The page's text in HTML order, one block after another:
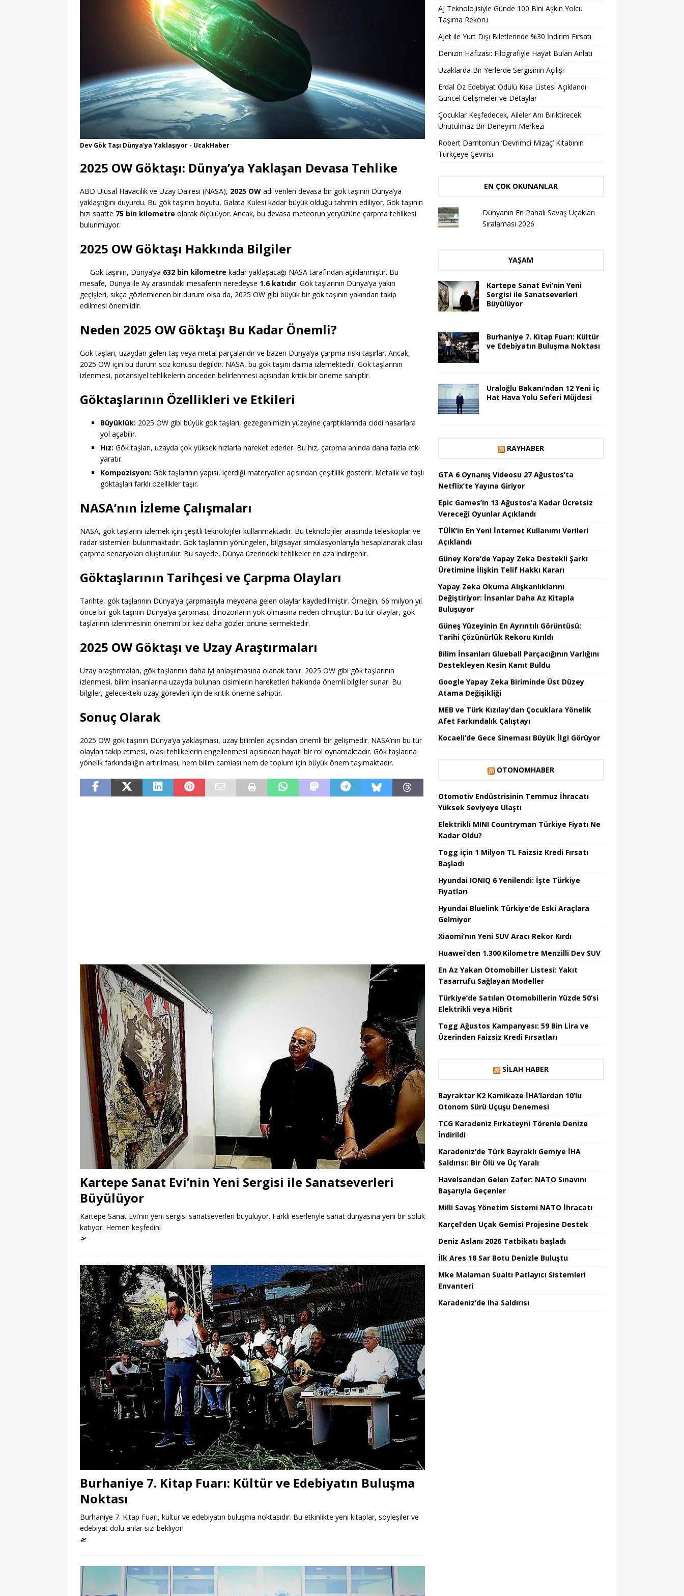
Dev Gök Taşı Dünya'ya Yaklaşıyor - UcakHaber
2025 OW Göktaşı: Dünya’ya Yaklaşan Devasa Tehlike
ABD Ulusal Havacılık ve Uzay Dairesi (NASA), 2025 OW adı verilen devasa bir gök taşının Dünya’ya
yaklaştığını duyurdu. Bu gök taşının boyutu, Galata Kulesi kadar büyük olduğu tahmin ediliyor. Gök taşının
hızı saatte 75 bin kilometre olarak ölçülüyor. Ancak, bu devasa meteorun yeryüzüne çarpma tehlikesi
bulunmuyor.
2025 OW Göktaşı Hakkında Bilgiler
Gök taşının, Dünya’ya 632 bin kilometre kadar yaklaşacağı NASA tarafından açıklanmıştır. Bu
mesafe, Dünya ile Ay arasındaki mesafenin neredeyse 1.6 katıdır. Gök taşlarının Dünya’ya yakın
geçişleri, sıkça gözlemlenen bir durum olsa da, 2025 OW gibi büyük bir gök taşının yakından takip
edilmesi önemlidir.
Neden 2025 OW Göktaşı Bu Kadar Önemli?
Gök taşları, uzaydan gelen taş veya metal parçalarıdır ve bazen Dünya’ya çarpma riski taşırlar. Ancak,
2025 OW için bu durum söz konusu değildir. NASA, bu gök taşını daima izlemektedir. Gök taşlarının
izlenmesi, potansiyel tehlikelerin önceden belirlenmesi açısından kritik bir öneme sahiptir.
Göktaşlarının Özellikleri ve Etkileri
Büyüklük: 2025 OW gibi büyük gök taşları, gezegenimizin yüzeyine çarptıklarında ciddi hasarlara
yol açabilir.
Hız: Gök taşları, uzayda çok yüksek hızlarla hareket ederler. Bu hız, çarpma anında daha fazla etki
yaratır.
Kompozisyon: Gök taşlarının yapısı, içerdiği materyaller açısından çeşitlilik gösterir. Metalik ve taşlı
göktaşları farklı özellikler taşır.
NASA’nın İzleme Çalışmaları
NASA, gök taşlarını izlemek için çeşitli teknolojiler kullanmaktadır. Bu teknolojiler arasında teleskoplar ve
radar sistemleri bulunmaktadır. Gök taşlarının yörüngeleri, bilgisayar simülasyonlarıyla hesaplanarak olası
çarpma senaryoları oluşturulur. Bu sayede, Dünya üzerindeki tehlikeler en aza indirgenir.
Göktaşlarının Tarihçesi ve Çarpma Olayları
Tarihte, gök taşlarının Dünya’ya çarpmasıyla meydana gelen olaylar kaydedilmiştir. Örneğin, 66 milyon yıl
önce bir gök taşının Dünya’ya çarpması, dinozorların yok olmasına neden olmuştur. Bu tür olaylar, gök
taşlarının izlenmesinin önemini bir kez daha gözler önüne sermektedir.
2025 OW Göktaşı ve Uzay Araştırmaları
Uzay araştırmaları, gök taşlarının daha iyi anlaşılmasına olanak tanır. 2025 OW gibi gök taşlarının
izlenmesi, bilim insanlarına uzayda bulunan cisimlerin hareketleri hakkında önemli bilgiler sunar. Bu
bilgiler, gelecekteki uzay görevleri için de kritik öneme sahiptir.
Sonuç Olarak
2025 OW gök taşının Dünya’ya yaklaşması, uzay bilimleri açısından önemli bir gelişmedir. NASA’nın bu tür
olayları takip etmesi, olası tehlikelerin engellenmesi açısından hayati bir rol oynamaktadır. Gök taşlarına
yönelik farkındalığın artırılması, hem bilim camiası hem de toplum için büyük önem taşımaktadır.
Kartepe Sanat Evi’nin Yeni Sergisi ile Sanatseverleri
Büyülüyor
Kartepe Sanat Evi’nin yeni sergisi sanatseverleri büyülüyor. Farklı eserleriyle sanat dünyasına yeni bir soluk
katıyor. Hemen keşfedin!
🛫
Burhaniye 7. Kitap Fuarı: Kültür ve Edebiyatın Buluşma
Noktası
Burhaniye 7. Kitap Fuarı, kültür ve edebiyatın buluşma noktasıdır. Bu etkinlikte yeni kitaplar, söyleşiler ve
edebiyat dolu anlar sizi bekliyor!
🛫
AJ Teknolojisiyle Günde 100 Bini Aşkın Yolcu
Taşıma Rekoru
AJet ile Yurt Dışı Biletlerinde %30 İndirim Fırsatı
Denizin Hafızası: Filografiyle Hayat Bulan Anlatı
Uzaklarda Bir Yerlerde Sergisinin Açılışı
Erdal Öz Edebiyat Ödülü Kısa Listesi Açıklandı:
Güncel Gelişmeler ve Detaylar
Çocuklar Keşfedecek, Aileler Anı Biriktirecek:
Unutulmaz Bir Deneyim Merkezi
Robert Darnton’un ’Devrimci Mizaç’ Kitabının
Türkçeye Çevirisi
EN ÇOK OKUNANLAR
Dünyanın En Pahalı Savaş Uçakları
Sıralaması 2026
YAŞAM
Kartepe Sanat Evi’nin Yeni
Sergisi ile Sanatseverleri
Büyülüyor
Burhaniye 7. Kitap Fuarı: Kültür
ve Edebiyatın Buluşma Noktası
Uraloğlu Bakanı’ndan 12 Yeni İç
Hat Hava Yolu Seferi Müjdesi
RAYHABER
GTA 6 Oynanış Videosu 27 Ağustos’ta
Netflix’te Yayına Giriyor
Epic Games’in 13 Ağustos’a Kadar Ücretsiz
Vereceği Oyunlar Açıklandı
TÜİK’in En Yeni İnternet Kullanımı Verileri
Açıklandı
Güney Kore’de Yapay Zeka Destekli Şarkı
Üretimine İlişkin Telif Hakkı Kararı
Yapay Zeka Okuma Alışkanlıklarını
Değiştiriyor: İnsanlar Daha Az Kitapla
Buluşuyor
Güneş Yüzeyinin En Ayrıntılı Görüntüsü:
Tarihi Çözünürlük Rekoru Kırıldı
Bilim İnsanları Glueball Parçacığının Varlığını
Destekleyen Kesin Kanıt Buldu
Google Yapay Zeka Biriminde Üst Düzey
Atama Değişikliği
MEB ve Türk Kızılay’dan Çocuklara Yönelik
Afet Farkındalık Çalıştayı
Kocaeli’de Gece Sineması Büyük İlgi Görüyor
OTONOMHABER
Otomotiv Endüstrisinin Temmuz İhracatı
Yüksek Seviyeye Ulaştı
Elektrikli MINI Countryman Türkiye Fiyatı Ne
Kadar Oldu?
Togg için 1 Milyon TL Faizsiz Kredi Fırsatı
Başladı
Hyundai IONIQ 6 Yenilendi: İşte Türkiye
Fiyatları
Hyundai Bluelink Türkiye’de Eski Araçlara
Gelmiyor
Xiaomi’nın Yeni SUV Aracı Rekor Kırdı
Huawei’den 1.300 Kilometre Menzilli Dev SUV
En Az Yakan Otomobiller Listesi: Yakıt
Tasarrufu Sağlayan Modeller
Türkiye’de Satılan Otomobillerin Yüzde 50’si
Elektrikli veya Hibrit
Togg Ağustos Kampanyası: 59 Bin Lira ve
Üzerinden Faizsiz Kredi Fırsatları
SILAH HABER
Bayraktar K2 Kamikaze İHA’lardan 10’lu
Otonom Sürü Uçuşu Denemesi
TCG Karadeniz Fırkateyni Törenle Denize
İndirildi
Karadeniz’de Türk Bayraklı Gemiye İHA
Saldırısı: Bir Ölü ve Üç Yaralı
Havelsandan Gelen Zafer: NATO Sınavını
Başarıyla Geçenler
Milli Savaş Yönetim Sistemi NATO İhracatı
Karçel’den Uçak Gemisi Projesine Destek
Deniz Aslanı 2026 Tatbikatı başladı
İlk Ares 18 Sar Botu Denizle Buluştu
Mke Malaman Sualtı Patlayıcı Sistemleri
Envanteri
Karadeniz’de Iha Saldırısı